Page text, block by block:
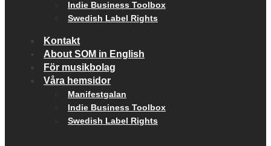
Indie Business Toolbox
Swedish Label Rights
Kontakt
About SOM in English
För musikbolag
Våra hemsidor
Manifestgalan
Indie Business Toolbox
Swedish Label Rights